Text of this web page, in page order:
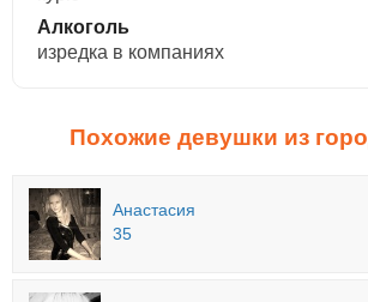
Алкоголь
изредка в компаниях
Похожие девушки из
Анастасия
35